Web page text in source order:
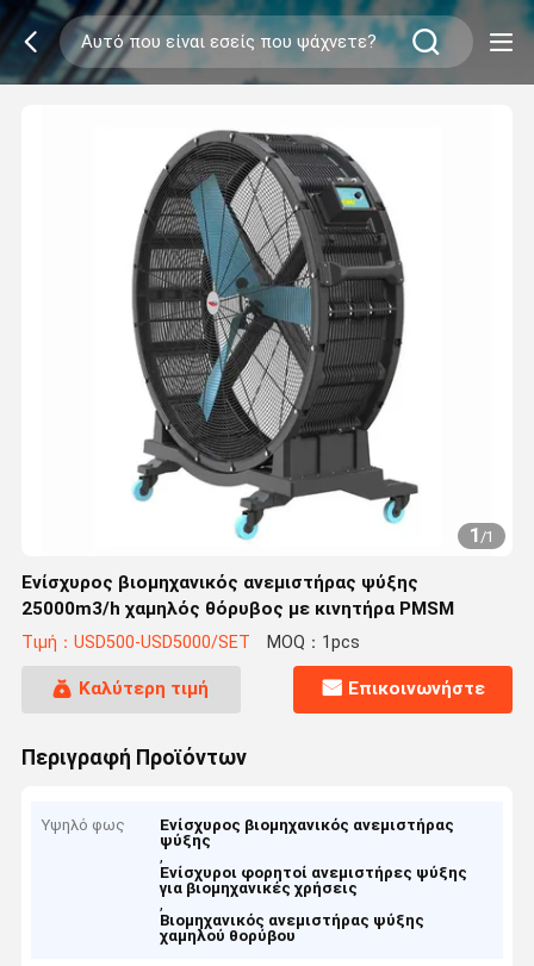
1/1
Ενίσχυρος βιομηχανικός ανεμιστήρας ψύξης
25000m3/h χαμηλός θόρυβος με κινητήρα PMSM
Τιμή：USD500-USD5000/SET MOQ：1pcs
Καλύτερη τιμή Επικοινωνήστε
Περιγραφή Προϊόντων
Υψηλό φως
Ενίσχυρος βιομηχανικός ανεμιστήρας
ψύξης
,
Ενίσχυροι φορητοί ανεμιστήρες ψύξης
για βιομηχανικές χρήσεις
,
Βιομηχανικός ανεμιστήρας ψύξης
χαμηλού θορύβου